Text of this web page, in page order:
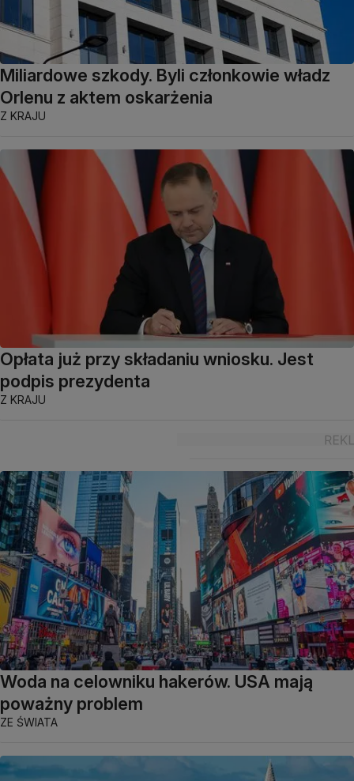
Miliardowe szkody. Byli członkowie władz
Orlenu z aktem oskarżenia
Z KRAJU
Opłata już przy składaniu wniosku. Jest
podpis prezydenta
Z KRAJU
Woda na celowniku hakerów. USA mają
poważny problem
ZE ŚWIATA